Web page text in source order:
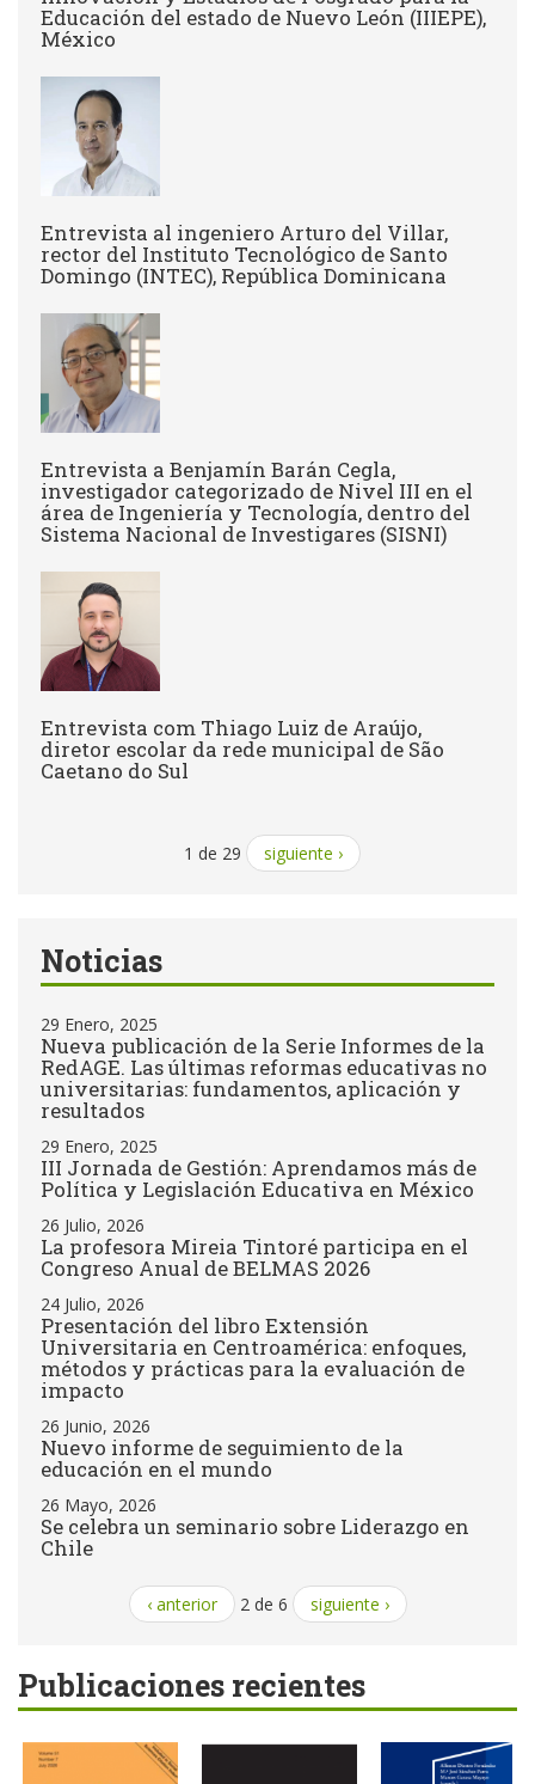
Educación del estado de Nuevo León (IIIEPE),
México
Entrevista al ingeniero Arturo del Villar,
rector del Instituto Tecnológico de Santo
Domingo (INTEC), República Dominicana
Entrevista a Benjamín Barán Cegla,
investigador categorizado de Nivel III en el
área de Ingeniería y Tecnología, dentro del
Sistema Nacional de Investigares (SISNI)
Entrevista com Thiago Luiz de Araújo,
diretor escolar da rede municipal de São
Caetano do Sul
1 de 29 siguiente ›
Noticias
29 Enero, 2025
Nueva publicación de la Serie Informes de la
RedAGE. Las últimas reformas educativas no
universitarias: fundamentos, aplicación y
resultados
29 Enero, 2025
III Jornada de Gestión: Aprendamos más de
Política y Legislación Educativa en México
26 Julio, 2026
La profesora Mireia Tintoré participa en el
Congreso Anual de BELMAS 2026
24 Julio, 2026
Presentación del libro Extensión
Universitaria en Centroamérica: enfoques,
métodos y prácticas para la evaluación de
impacto
26 Junio, 2026
Nuevo informe de seguimiento de la
educación en el mundo
26 Mayo, 2026
Se celebra un seminario sobre Liderazgo en
Chile
‹ anterior 2 de 6 siguiente ›
Publicaciones recientes